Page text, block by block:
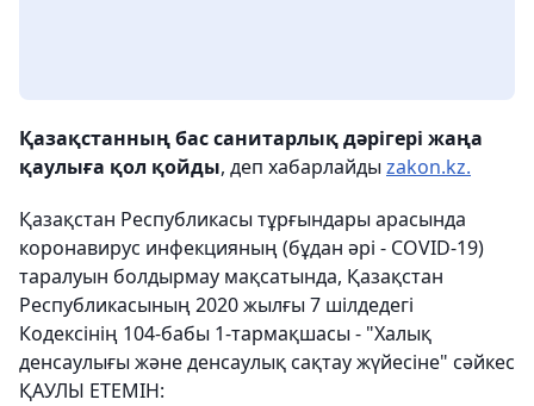
Қазақстанның бас санитарлық дәрігері жаңа
қаулыға қол қойды, деп хабарлайды zakon.kz.
Қазақстан Республикасы тұрғындары арасында
коронавирус инфекцияның (бұдан әрі - COVID-19)
таралуын болдырмау мақсатында, Қазақстан
Республикасының 2020 жылғы 7 шілдедегі
Кодексінің 104-бабы 1-тармақшасы - "Халық
денсаулығы және денсаулық сақтау жүйесіне" сәйкес
ҚАУЛЫ ЕТЕМІН: